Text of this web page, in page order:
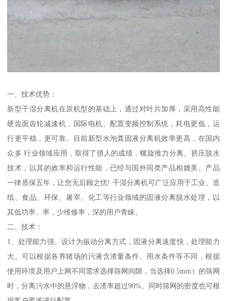
一、技术优势：
新型干湿分离机在原机型的基础上，通过对叶片加厚，采用高性能
硬齿面齿轮减速机，国际电机、配置变频控制系统，耗电更低，运
行更平稳，更可靠。目前新型水泡粪固液分离机效率更高，在国内
众多 行业领域应用，取得了骄人的成绩，螺旋推力分离、挤压脱水
技术，以其的效率和运行性能，已经与国外同类产品相媲美。产品
一律质保五年，让您无后顾之忧! 干湿分离机可广泛应用于工业、造
纸、食品、环保、屠宰、化工等行业领域的固液分离脱水处理，以
其低功率、率，少维修率，深的用户青睐。
二、技术：
1、处理能力强。设计为振动分离方式，固液分离速度快，处理能力
大。可以根据各养猪场的污液含渣量条件、用水条件等不同，根据
使用环境及用户上网不同需求选择筛网间隙，当选择0.5mm）的筛网
时，分离污水中的悬浮物，去渣率超过90%。同时筛网的密度也可根